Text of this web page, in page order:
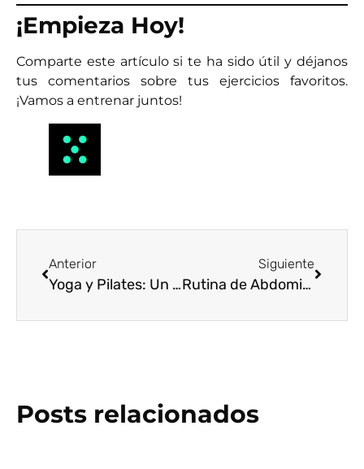
¡Empieza Hoy!
Comparte este artículo si te ha sido útil y déjanos
tus comentarios sobre tus ejercicios favoritos.
¡Vamos a entrenar juntos!
Anterior
Yoga y Pilates: Un Dúo Dinámico para el Bienestar Integral
Siguiente
Rutina de Abdominales para Julio: ¡Consigue Tu Six Pack!
Posts relacionados